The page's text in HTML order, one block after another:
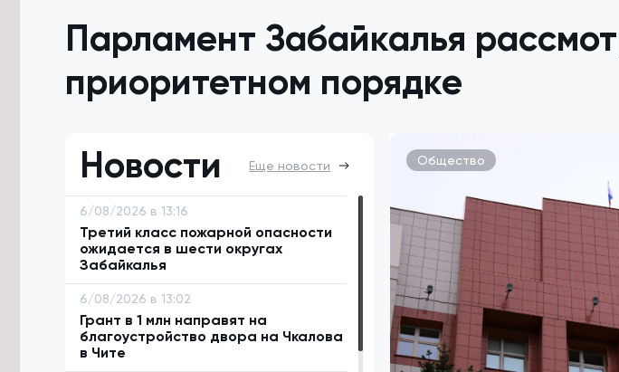
Парламент Забайкалья
приоритетном порядке
Новости
Еще новости
6/08/2026 в 13:16
Третий класс пожарной опасности
ожидается в шести округах
Забайкалья
6/08/2026 в 13:02
Грант в 1 млн направят на
благоустройство двора на Чкалова
в Чите
Общество